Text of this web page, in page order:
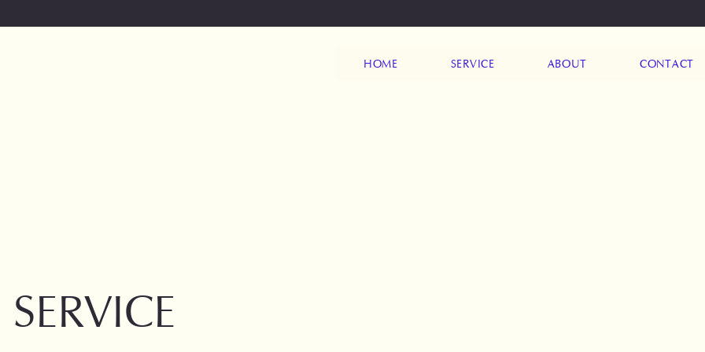
HOME SERVICE ABOUT CONTACT
SERVICE